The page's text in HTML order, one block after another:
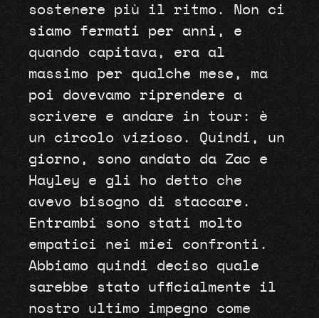
sostenere più il ritmo. Non ci
siamo fermati per anni, e
quando capitava, era al
massimo per qualche mese, ma
poi dovevamo riprendere a
scrivere e andare in tour: è
un circolo vizioso. Quindi, un
giorno, sono andato da Zac e
Hayley e gli ho detto che
avevo bisogno di staccare.
Entrambi sono stati molto
empatici nei miei confronti.
Abbiamo quindi deciso quale
sarebbe stato ufficialmente il
nostro ultimo impegno come